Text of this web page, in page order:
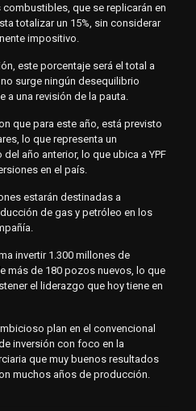
que se replicarán en
totalizar un 15%, sin considerar
impositivo.
este porcentaje será el total a
surge ningún desequilibrio
a una revisión de la pauta.
que para este año, está previsto
lo que representa un
año anterior, lo que ubica a YPF
en el país.
estarán destinadas a
de gas y petróleo en los
invertir 1.300 millones de
más de 180 pozos nuevos, lo que
el liderazgo que hoy tiene en
plan en el convencional
inversión con foco en la
que muy buenos resultados
muchos años de producción.